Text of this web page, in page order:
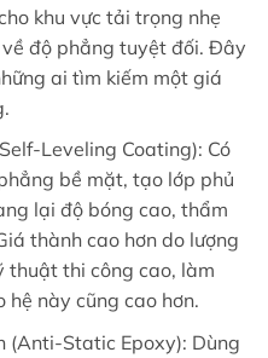
khu vực tải trọng nhẹ
độ phẳng tuyệt đối. Đây
ai tìm kiếm một giá
Leveling Coating): Có
bề mặt, tạo lớp phủ
lại độ bóng cao, thẩm
thành cao hơn do lượng
thuật thi công cao, làm
hệ này cũng cao hơn.
(Anti-Static Epoxy): Dùng